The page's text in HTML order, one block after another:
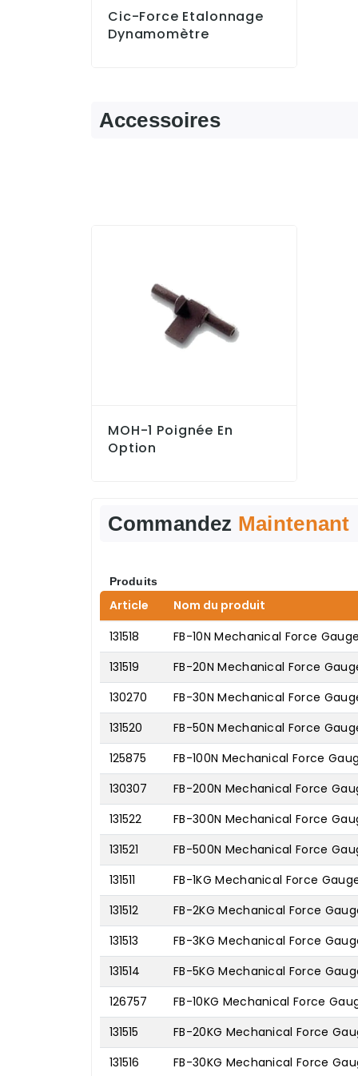
Cic-Force Etalonnage
Dynamomètre
Accessoires
MOH-1 Poignée En
Option
Commandez Maintenant
Produits
Article
Nom du produit
131518
FB-10N Mechanical Force Gauge
131519
FB-20N Mechanical Force
130270
FB-30N Mechanical Force
131520
FB-50N Mechanical Force
125875
FB-100N Mechanical Force
130307
FB-200N Mechanical Force
131522
FB-300N Mechanical Force
131521
FB-500N Mechanical Force
131511
FB-1KG Mechanical Force
131512
FB-2KG Mechanical Force
131513
FB-3KG Mechanical Force
131514
FB-5KG Mechanical Force
126757
FB-10KG Mechanical Force
131515
FB-20KG Mechanical Force
131516
FB-30KG Mechanical Force